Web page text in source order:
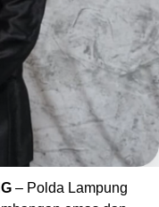
– Polda Lampung